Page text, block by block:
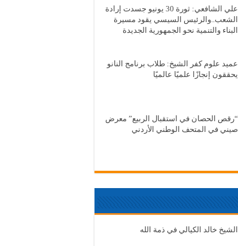
علي الشافعي: ثورة 30 يونيو جسدت إرادة
الشعب..والرئيس السيسي يقود مسيرة
البناء والتنمية نحو الجمهورية الجديدة
عميد علوم كفر الشيخ: طلاب برنامج النانو
يحققون إنجازًا علميًا عالميًا
“رقص الحصان في استقبال الربيع” معرض
صيني في المتحف الوطني الأردني
الشيخ خالد الكيالي في ذمة الله